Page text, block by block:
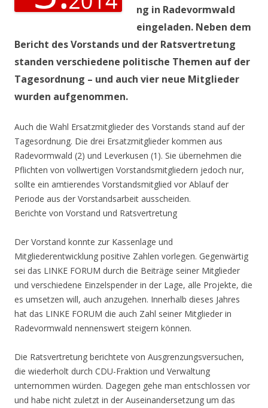
ng in Radevormwald
eingeladen. Neben dem
Bericht des Vorstands und der Ratsvertretung
standen verschiedene politische Themen auf der
Tagesordnung – und auch vier neue Mitglieder
wurden aufgenommen.
Auch die Wahl Ersatzmitglieder des Vorstands stand auf der
Tagesordnung. Die drei Ersatzmitglieder kommen aus
Radevormwald (2) und Leverkusen (1). Sie übernehmen die
Pflichten von vollwertigen Vorstandsmitgliedern jedoch nur,
sollte ein amtierendes Vorstandsmitglied vor Ablauf der
Periode aus der Vorstandsarbeit ausscheiden.
Berichte von Vorstand und Ratsvertretung
Der Vorstand konnte zur Kassenlage und
Mitgliederentwicklung positive Zahlen vorlegen. Gegenwärtig
sei das LINKE FORUM durch die Beiträge seiner Mitglieder
und verschiedene Einzelspender in der Lage, alle Projekte, die
es umsetzen will, auch anzugehen. Innerhalb dieses Jahres
hat das LINKE FORUM die auch Zahl seiner Mitglieder in
Radevormwald nennenswert steigern können.
Die Ratsvertretung berichtete von Ausgrenzungsversuchen,
die wiederholt durch CDU-Fraktion und Verwaltung
unternommen würden. Dagegen gehe man entschlossen vor
und habe nicht zuletzt in der Auseinandersetzung um das